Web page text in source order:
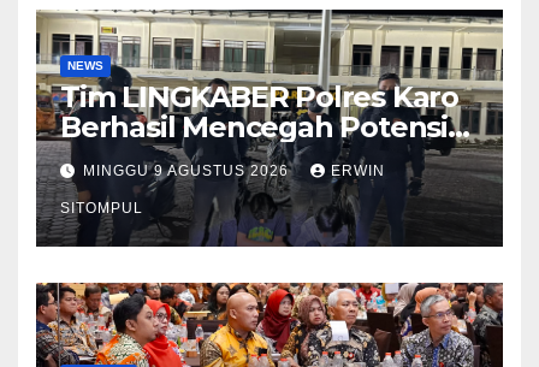
NEWS
Tim LINGKABER Polres Karo
Berhasil Mencegah Potensi
Tawuran di Berastagi
MINGGU 9 AGUSTUS 2026 ERWIN
SITOMPUL